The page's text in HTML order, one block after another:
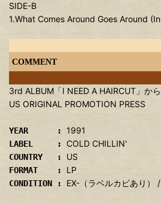
SIDE-B
1.What Comes Around Goes Around
COMMENT
3rd ALBUM「I NEED A HAIRCUT」から
US ORIGINAL PROMOTION PRESS
YEAR : 1991
LABEL : COLD CHILLIN'
COUNTRY : US
FORMAT : LP
CONDITION : EX-（ラベルカビあり）